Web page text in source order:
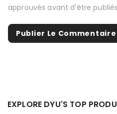
approuvés avant d'être
EXPLORE DYU'S TOP